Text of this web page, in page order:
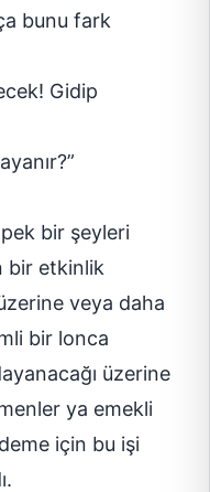
bunu fark
Gidip
bir şeyleri
bir etkinlik
veya daha
bir lonca
üzerine
ya emekli
için bu işi